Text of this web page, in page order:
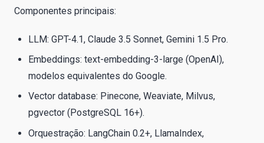
Componentes principais:
LLM: GPT-4.1, Claude 3.5 Sonnet, Gemini 1.5 Pro.
Embeddings: text-embedding-3-large (OpenAI),
modelos equivalentes do Google.
Vector database: Pinecone, Weaviate, Milvus,
pgvector (PostgreSQL 16+).
Orquestração: LangChain 0.2+, LlamaIndex,